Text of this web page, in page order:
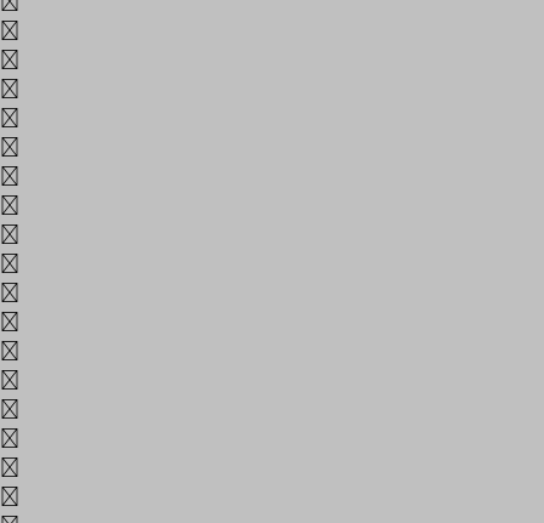
V
W
X
Y
Z
a
b
c
d
e
f
g
h
i
j
k
l